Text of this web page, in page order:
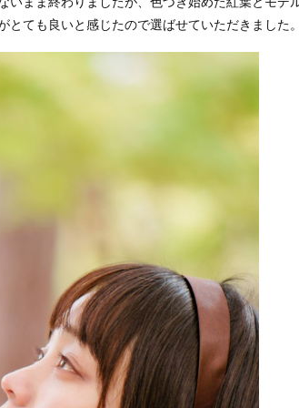
ても良いと感じたので選ばせていただきました。